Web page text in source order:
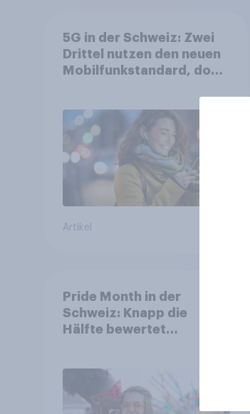
5G in der Schweiz: Zwei
Drittel nutzen den neuen
Mobilfunkstandard, doch
Artikel
Pride Month in der
Schweiz: Knapp die
Hälfte bewertet
bleibt umstritten